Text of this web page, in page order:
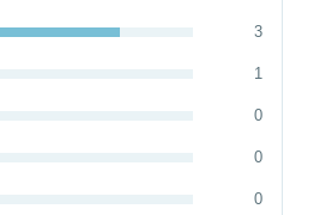
3
1
0
0
0